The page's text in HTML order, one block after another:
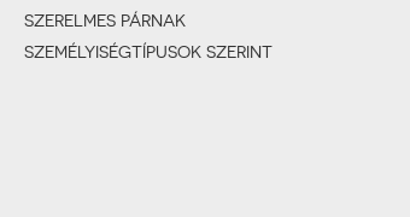
SZERELMES PÁRNAK
SZEMÉLYISÉGTÍPUSOK SZERINT